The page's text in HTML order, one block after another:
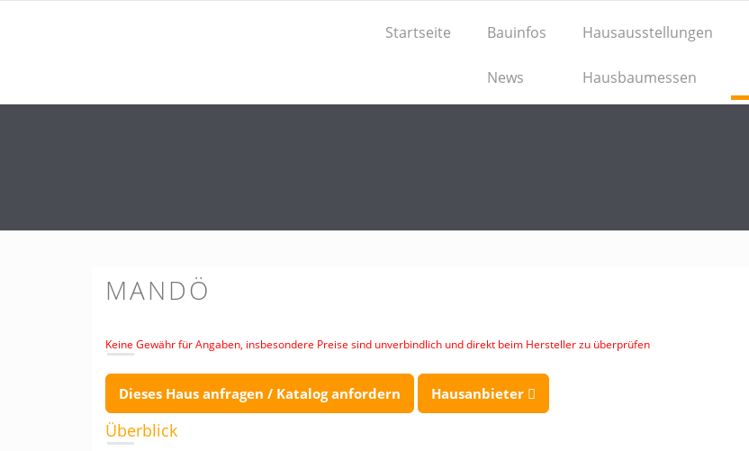
Startseite Bauinfos
News
Hausausstellungen
Hausbaumessen
MANDÖ
Keine Gewähr für Angaben, insbesondere Preise sind unverbindlich und direkt beim Hersteller zu überprüfen
Dieses Haus anfragen / Katalog anfordern Hausanbieter
Überblick